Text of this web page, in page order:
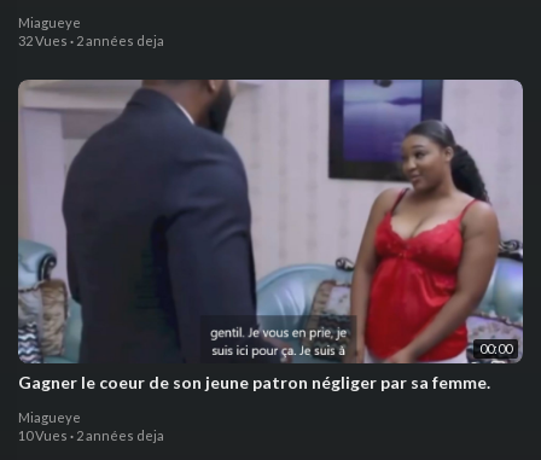
Miagueye
32 Vues · 2 années deja
00:00
Gagner le coeur de son jeune patron négliger par sa femme.
Miagueye
10 Vues · 2 années deja